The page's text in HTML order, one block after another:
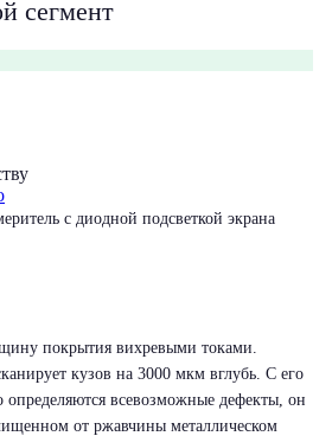
сегмент
с диодной подсветкой экрана
покрытия вихревыми токами.
кузов на 3000 мкм вглубь. С его
всевозможные дефекты, он
от ржавчины металлическом